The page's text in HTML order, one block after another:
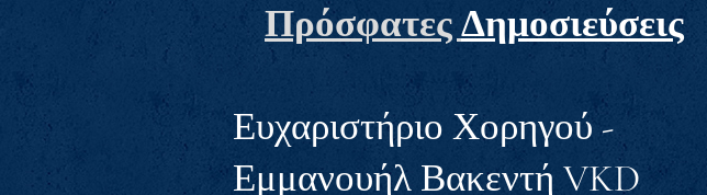
ΠρόσφατεςΔημοσιεύσεις
Ευχαριστήριο Χορηγού -
Εμμανουήλ Βακεντή VKD